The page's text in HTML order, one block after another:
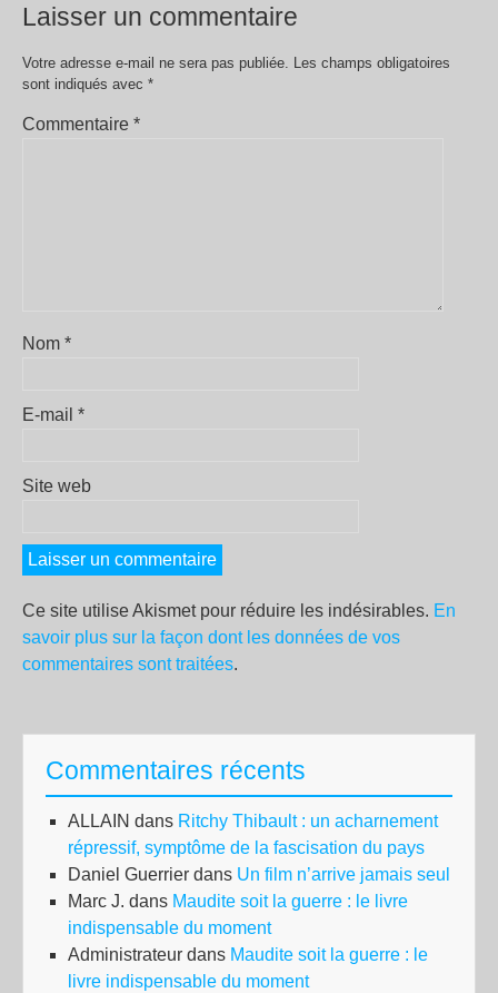
Laisser un commentaire
Votre adresse e-mail ne sera pas publiée. Les champs obligatoires
sont indiqués avec *
Commentaire *
Nom *
E-mail *
Site web
Ce site utilise Akismet pour réduire les indésirables. En
savoir plus sur la façon dont les données de vos
commentaires sont traitées.
Commentaires récents
ALLAIN dans Ritchy Thibault : un acharnement
répressif, symptôme de la fascisation du pays
Daniel Guerrier dans Un film n’arrive jamais seul
Marc J. dans Maudite soit la guerre : le livre
indispensable du moment
Administrateur dans Maudite soit la guerre : le
livre indispensable du moment